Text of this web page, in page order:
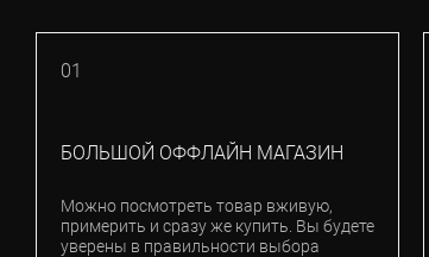
01
БОЛЬШОЙ ОФФЛАЙН МАГАЗИН
Можно посмотреть товар вживую,
примерить и сразу же купить. Вы будете
уверены в правильности выбора